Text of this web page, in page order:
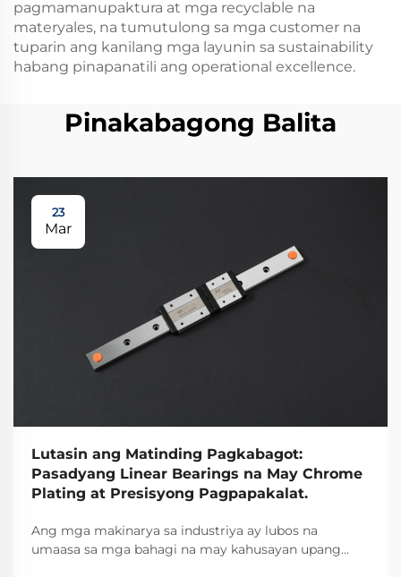
pagmamanupaktura at mga recyclable na
materyales, na tumutulong sa mga customer na
tuparin ang kanilang mga layunin sa sustainability
habang pinapanatili ang operational excellence.
Pinakabagong Balita
23
Mar
Lutasin ang Matinding Pagkabagot:
Pasadyang Linear Bearings na May Chrome
Plating at Presisyong Pagpapakalat.
Ang mga makinarya sa industriya ay lubos na
umaasa sa mga bahagi na may kahusayan upang